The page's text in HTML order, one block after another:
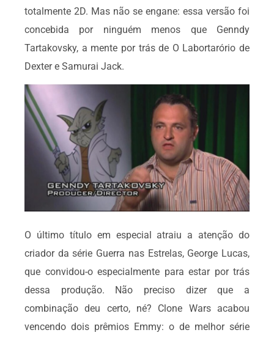
totalmente 2D. Mas não se engane: essa versão foi
concebida por ninguém menos que Genndy
Tartakovsky, a mente por trás de O Labortarório de
Dexter e Samurai Jack.
O último título em especial atraiu a atenção do
criador da série Guerra nas Estrelas, George Lucas,
que convidou-o especialmente para estar por trás
dessa produção. Não preciso dizer que a
combinação deu certo, né? Clone Wars acabou
vencendo dois prêmios Emmy: o de melhor série